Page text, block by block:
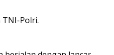
TNI-Polri.